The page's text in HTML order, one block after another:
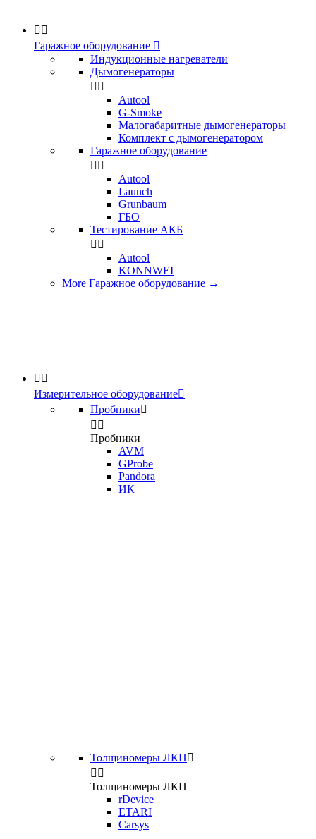
 
Гаражное оборудование 
Индукционные нагреватели
Дымогенераторы
 
Аutool
G-Smoke
Малогабаритные дымогенераторы
Комплект с дымогенератором
Гаражное оборудование
 
Autool
Launch
Grunbaum
ГБО
Тестирование АКБ
 
Autool
KONNWEI
More Гаражное оборудование →
 
Измерительное оборудование
Пробники
 
Пробники
AVM
GProbe
Pandora
ИК
Толщиномеры ЛКП
 
Толщиномеры ЛКП
rDevice
ETARI
Carsys